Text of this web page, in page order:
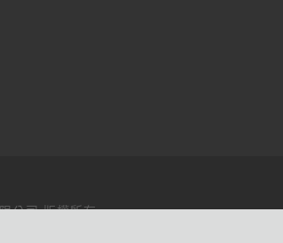
公司 版權所有.